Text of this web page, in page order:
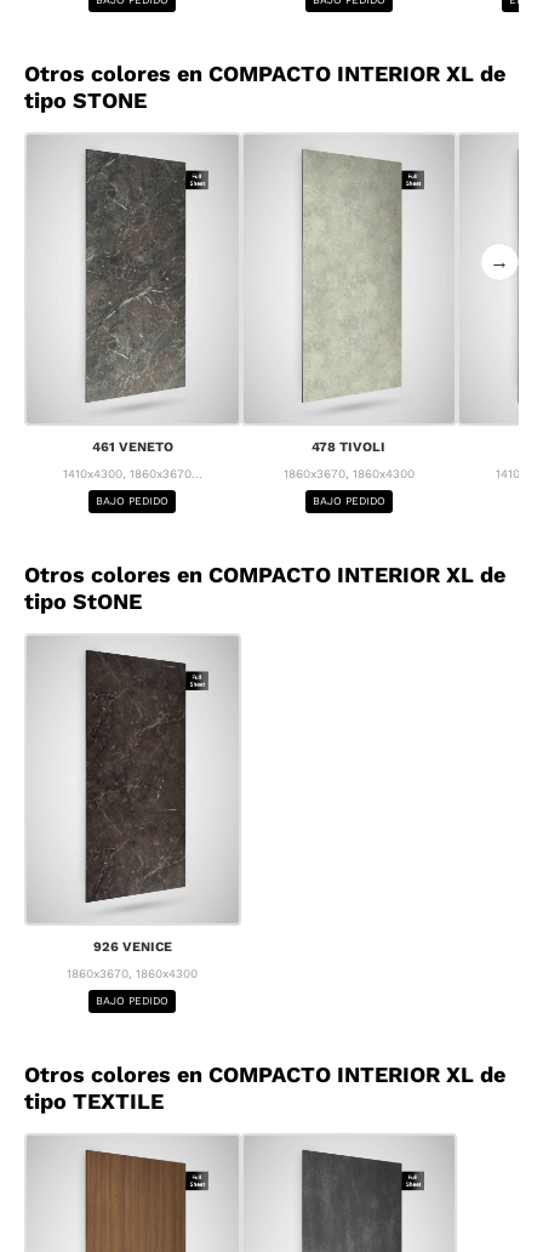
Otros colores en COMPACTO INTERIOR XL de
tipo STONE
461 VENETO
1410x4300, 1860x3670...
BAJO PEDIDO
478 TIVOLI
1860x3670, 1860x4300
BAJO PEDIDO
→
Otros colores en COMPACTO INTERIOR XL de
tipo StONE
926 VENICE
1860x3670, 1860x4300
BAJO PEDIDO
Otros colores en COMPACTO INTERIOR XL de
tipo TEXTILE